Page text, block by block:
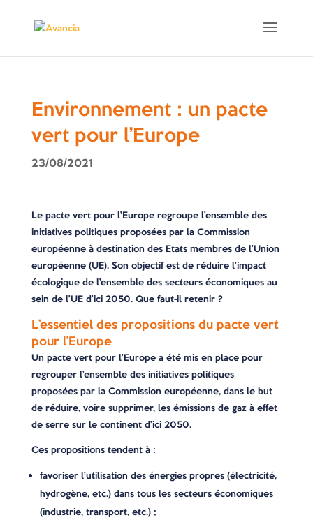
Environnement : un pacte
vert pour l’Europe
23/08/2021
Le pacte vert pour l’Europe regroupe l’ensemble des
initiatives politiques proposées par la Commission
européenne à destination des Etats membres de l’Union
européenne (UE). Son objectif est de réduire l’impact
écologique de l’ensemble des secteurs économiques au
sein de l’UE d’ici 2050. Que faut-il retenir ?
L’essentiel des propositions du pacte vert
pour l’Europe
Un pacte vert pour l’Europe a été mis en place pour
regrouper l’ensemble des initiatives politiques
proposées par la Commission européenne, dans le but
de réduire, voire supprimer, les émissions de gaz à effet
de serre sur le continent d’ici 2050.
Ces propositions tendent à :
favoriser l’utilisation des énergies propres (électricité,
hydrogène, etc.) dans tous les secteurs économiques
(industrie, transport, etc.) ;